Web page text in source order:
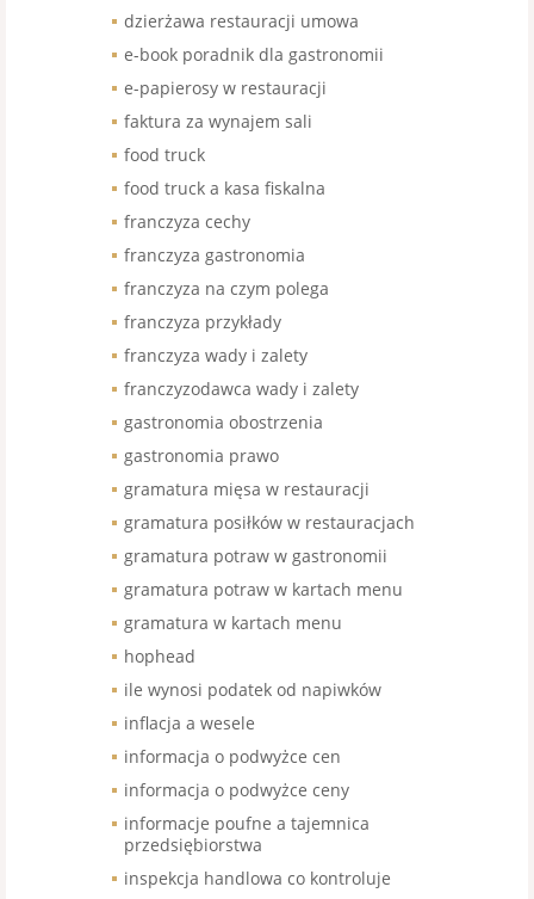
dzierżawa restauracji umowa
e-book poradnik dla gastronomii
e-papierosy w restauracji
faktura za wynajem sali
food truck
food truck a kasa fiskalna
franczyza cechy
franczyza gastronomia
franczyza na czym polega
franczyza przykłady
franczyza wady i zalety
franczyzodawca wady i zalety
gastronomia obostrzenia
gastronomia prawo
gramatura mięsa w restauracji
gramatura posiłków w restauracjach
gramatura potraw w gastronomii
gramatura potraw w kartach menu
gramatura w kartach menu
hophead
ile wynosi podatek od napiwków
inflacja a wesele
informacja o podwyżce cen
informacja o podwyżce ceny
informacje poufne a tajemnica
przedsiębiorstwa
inspekcja handlowa co kontroluje